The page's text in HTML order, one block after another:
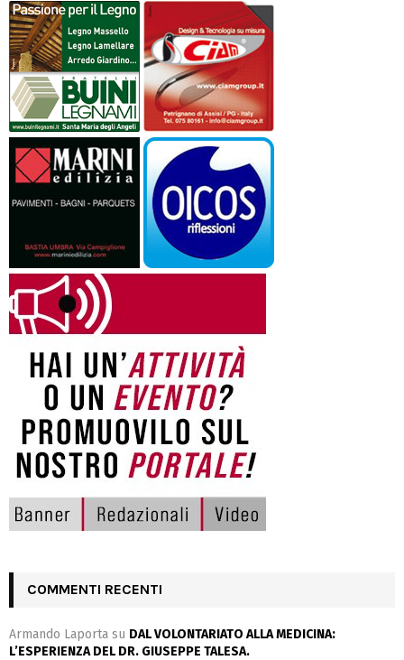
COMMENTI RECENTI
Armando Laporta su DAL VOLONTARIATO ALLA MEDICINA:
L’ESPERIENZA DEL DR. GIUSEPPE TALESA.